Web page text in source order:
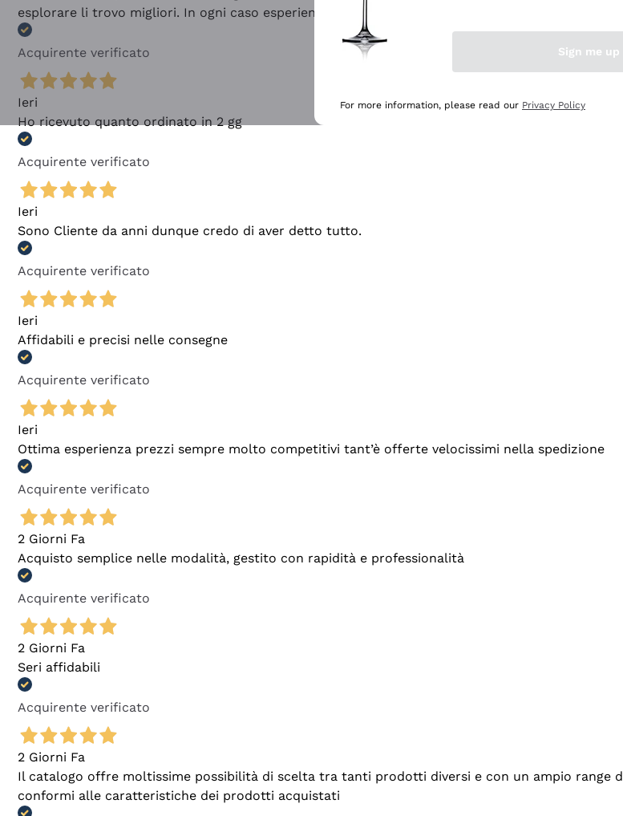
esplorare li trovo migliori. In ogni caso esperienza buona e lo consiglio! 👍
Acquirente verificato
Ieri
Ho ricevuto quanto ordinato in 2 gg
Acquirente verificato
Ieri
Sono Cliente da anni dunque credo di aver detto tutto.
Acquirente verificato
Ieri
Affidabili e precisi nelle consegne
Acquirente verificato
Ieri
Ottima esperienza prezzi sempre molto competitivi tant’è offerte velocissimi nella spedizione
Acquirente verificato
2 Giorni Fa
Acquisto semplice nelle modalità, gestito con rapidità e professionalità
Acquirente verificato
2 Giorni Fa
Seri affidabili
Acquirente verificato
2 Giorni Fa
Il catalogo offre moltissime possibilità di scelta tra tanti prodotti diversi e con un ampio range
conformi alle caratteristiche dei prodotti acquistati
Sign me up
For more information, please read our Privacy Policy